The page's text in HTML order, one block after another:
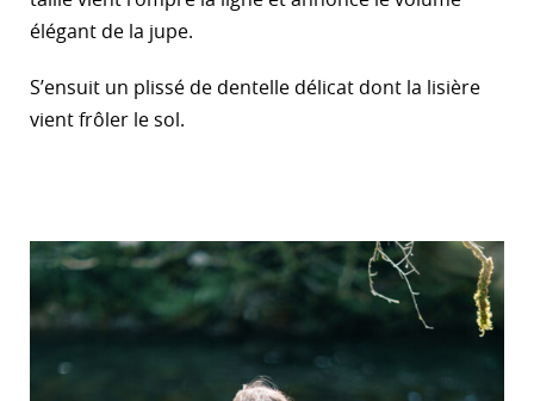
élégant de la jupe.
S’ensuit un plissé de dentelle délicat dont la lisière
vient frôler le sol.